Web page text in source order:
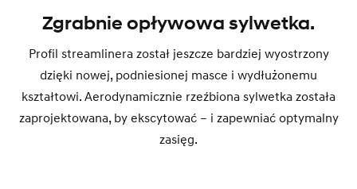
Zgrabnie opływowa sylwetka.
Profil streamlinera został jeszcze bardziej wyostrzony
dzięki nowej, podniesionej masce i wydłużonemu
kształtowi. Aerodynamicznie rzeźbiona sylwetka została
zaprojektowana, by ekscytować – i zapewniać optymalny
zasięg.